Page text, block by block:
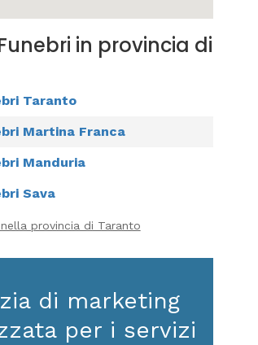
in provincia di
Taranto
Martina Franca
Manduria
Sava
provincia di Taranto
di marketing
per i servizi